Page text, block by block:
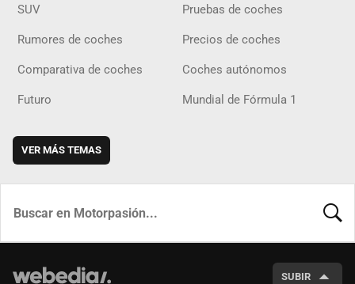
SUV Pruebas de coches
Rumores de coches Precios de coches
Comparativa de coches Coches autónomos
Futuro Mundial de Fórmula 1
VER MÁS TEMAS
SUBIR